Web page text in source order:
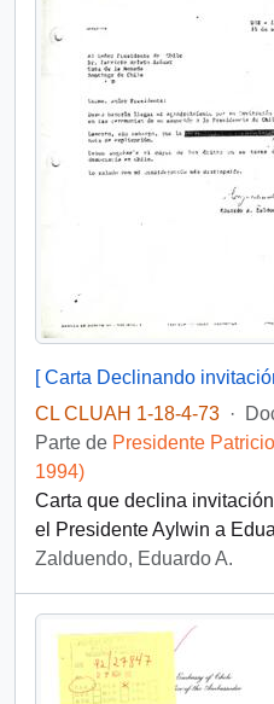
CL CLUAH 1-18-4-73 ·
Parte de Presidente
1994)
Carta que declina
el Presidente Aylwin a
Zalduendo, Eduardo A.